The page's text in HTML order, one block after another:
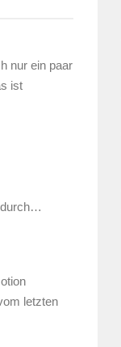
nur ein paar
ist
durch…
letzten